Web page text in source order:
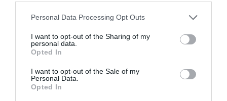
Personal Data Processing Opt Outs
I want to opt-out of the Sharing of my
personal data.
Opted In
I want to opt-out of the Sale of my
Personal Data.
Opted In